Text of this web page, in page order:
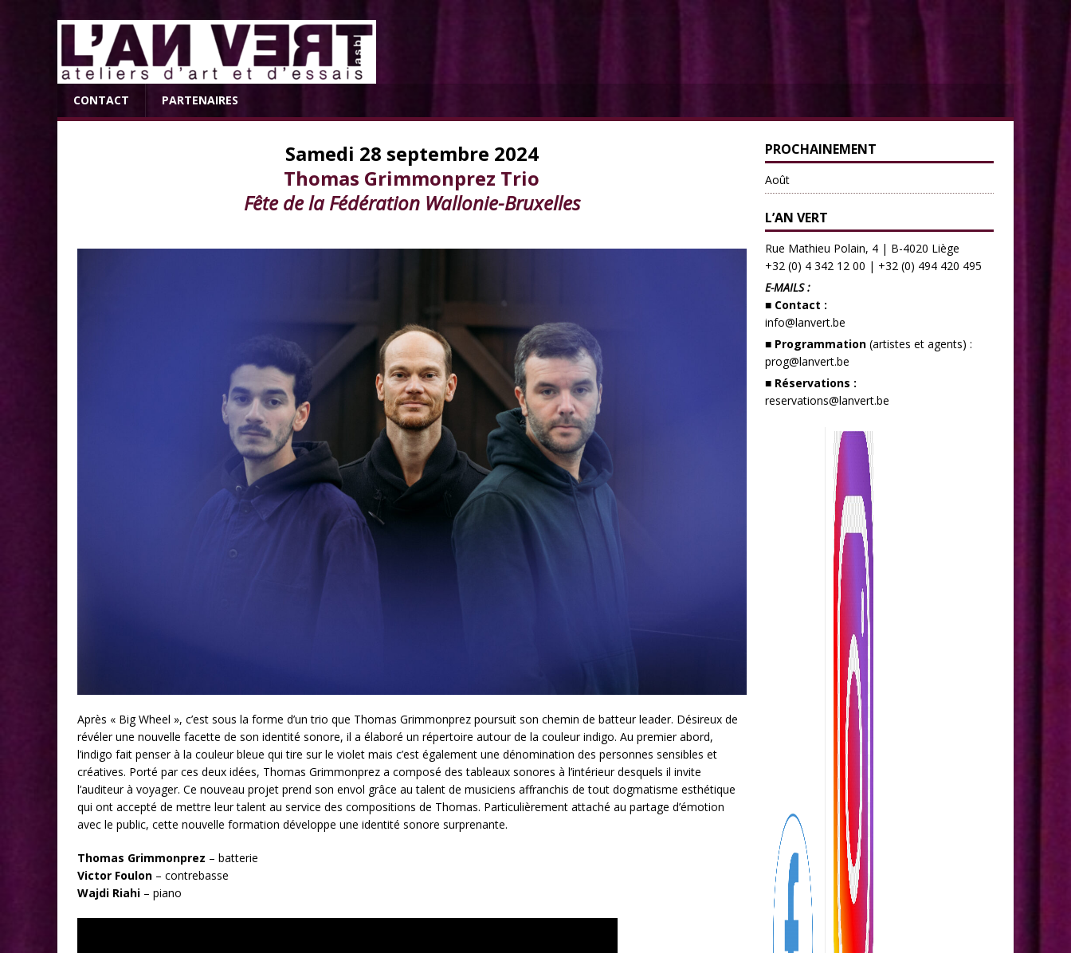
CONTACT PARTENAIRES
Samedi 28 septembre 2024
Thomas Grimmonprez Trio
Fête de la Fédération Wallonie-Bruxelles
Après « Big Wheel », c’est sous la forme d’un trio que Thomas Grimmonprez poursuit son chemin de batteur leader. Désireux de
révéler une nouvelle facette de son identité sonore, il a élaboré un répertoire autour de la couleur indigo. Au premier abord,
l’indigo fait penser à la couleur bleue qui tire sur le violet mais c’est également une dénomination des personnes sensibles et
créatives. Porté par ces deux idées, Thomas Grimmonprez a composé des tableaux sonores à l’intérieur desquels il invite
l’auditeur à voyager. Ce nouveau projet prend son envol grâce au talent de musiciens affranchis de tout dogmatisme esthétique
qui ont accepté de mettre leur talent au service des compositions de Thomas. Particulièrement attaché au partage d’émotion
avec le public, cette nouvelle formation développe une identité sonore surprenante.
Thomas Grimmonprez – batterie
Victor Foulon – contrebasse
Wajdi Riahi – piano
PROCHAINEMENT
Août
L’AN VERT
Rue Mathieu Polain, 4 | B-4020 Liège
+32 (0) 4 342 12 00 | +32 (0) 494 420 495
E-MAILS :
■ Contact :
info@lanvert.be
■ Programmation(artistes et agents) :
prog@lanvert.be
■ Réservations :
reservations@lanvert.be